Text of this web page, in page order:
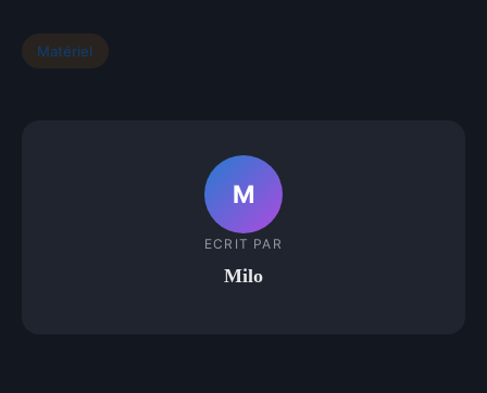
Matériel
M
ECRIT PAR
Milo